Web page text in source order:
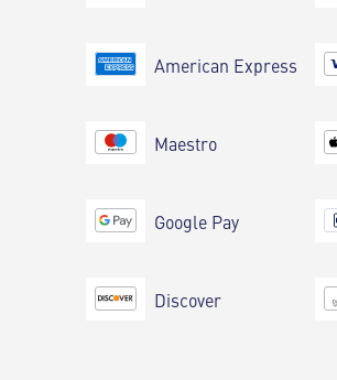
American Express
Maestro
Google Pay
Discover